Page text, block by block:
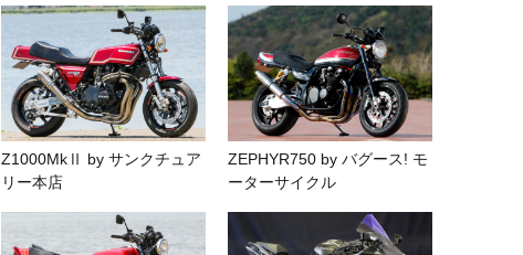
Z1000MkⅡ by サンクチュア
リー本店
ZEPHYR750 by バグース! モ
ーターサイクル